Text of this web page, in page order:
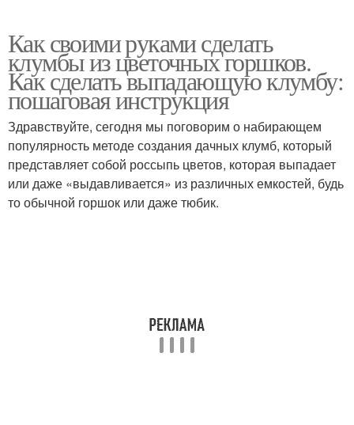
Как своими руками сделать
клумбы из цветочных горшков.
Как сделать выпадающую клумбу:
пошаговая инструкция
Здравствуйте, сегодня мы поговорим о набирающем
популярность методе создания дачных клумб, который
представляет собой россыпь цветов, которая выпадает
или даже «выдавливается» из различных емкостей, будь
то обычной горшок или даже тюбик.